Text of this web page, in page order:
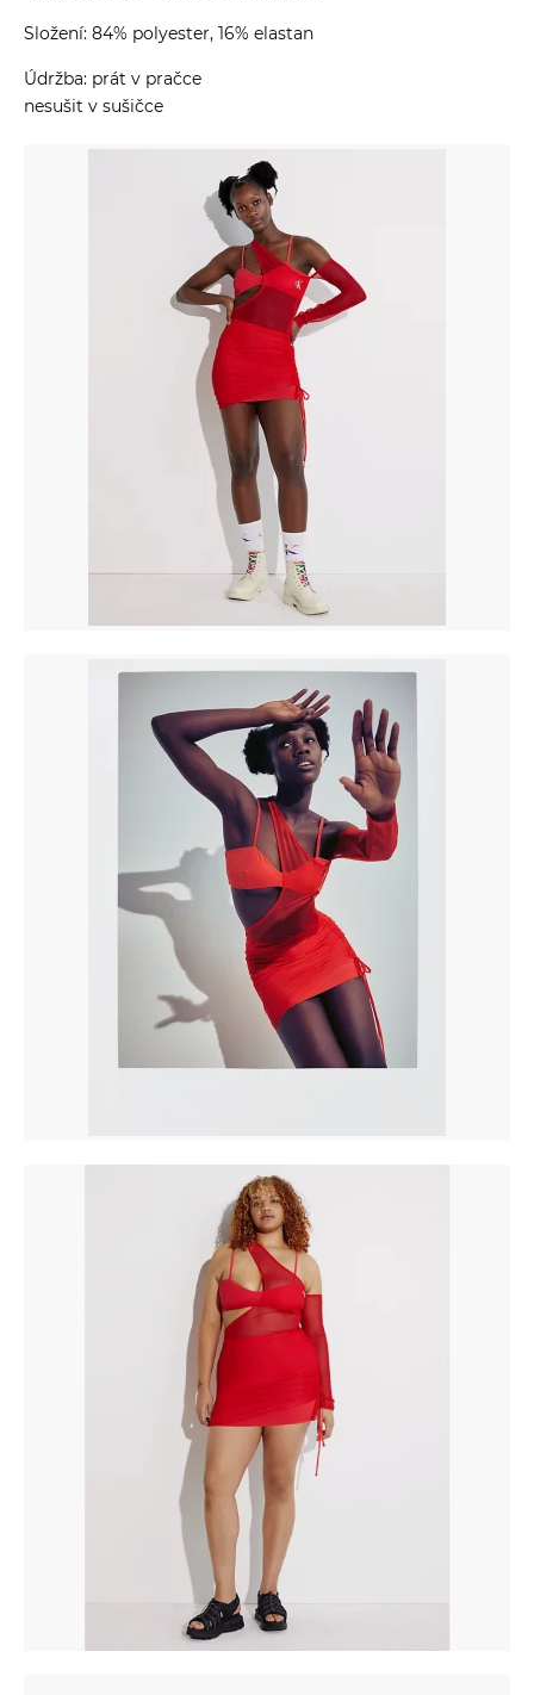
Složení: 84% polyester, 16% elastan
Údržba: prát v pračce
nesušit v sušičce